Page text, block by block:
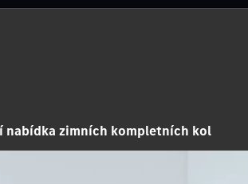
nabídka zimních kompletních kol